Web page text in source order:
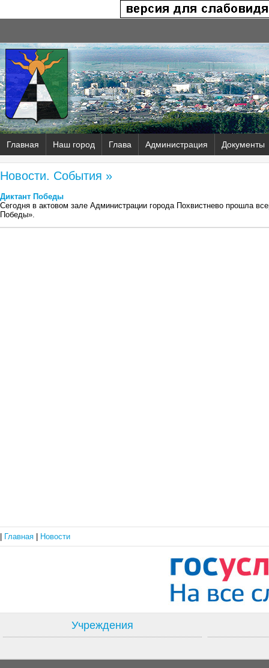
Главная Наш город Глава Администрация Документы
Новости. События »
Диктант Победы
Сегодня в актовом зале Администрации города Похвистнево прошла
Победы».
Главная Новости
Учреждения